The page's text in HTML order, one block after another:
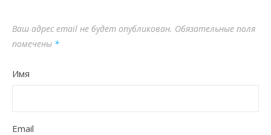
Ваш адрес email не будет опубликован. Обязательные поля
помечены *
Имя
Email